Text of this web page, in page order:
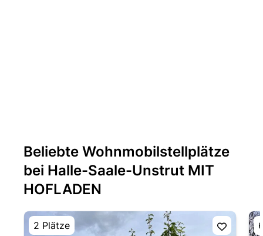
Beliebte Wohnmobilstellplätze
bei Halle-Saale-Unstrut MIT
HOFLADEN
2 Plätze